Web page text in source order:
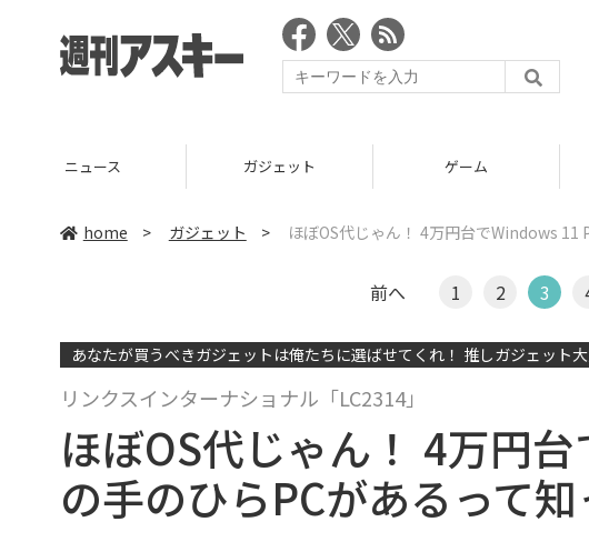
ニュース ガジェット ゲーム
home > ガジェット > ほぼOS代じゃん！ 4万円台でWindows 11
前へ 1 2 3
あなたが買うべきガジェットは俺たちに選ばせてくれ！ 推しガジェット
リンクスインターナショナル「LC2314」
ほぼOS代じゃん！ 4万円
の手のひらPCがあるって知